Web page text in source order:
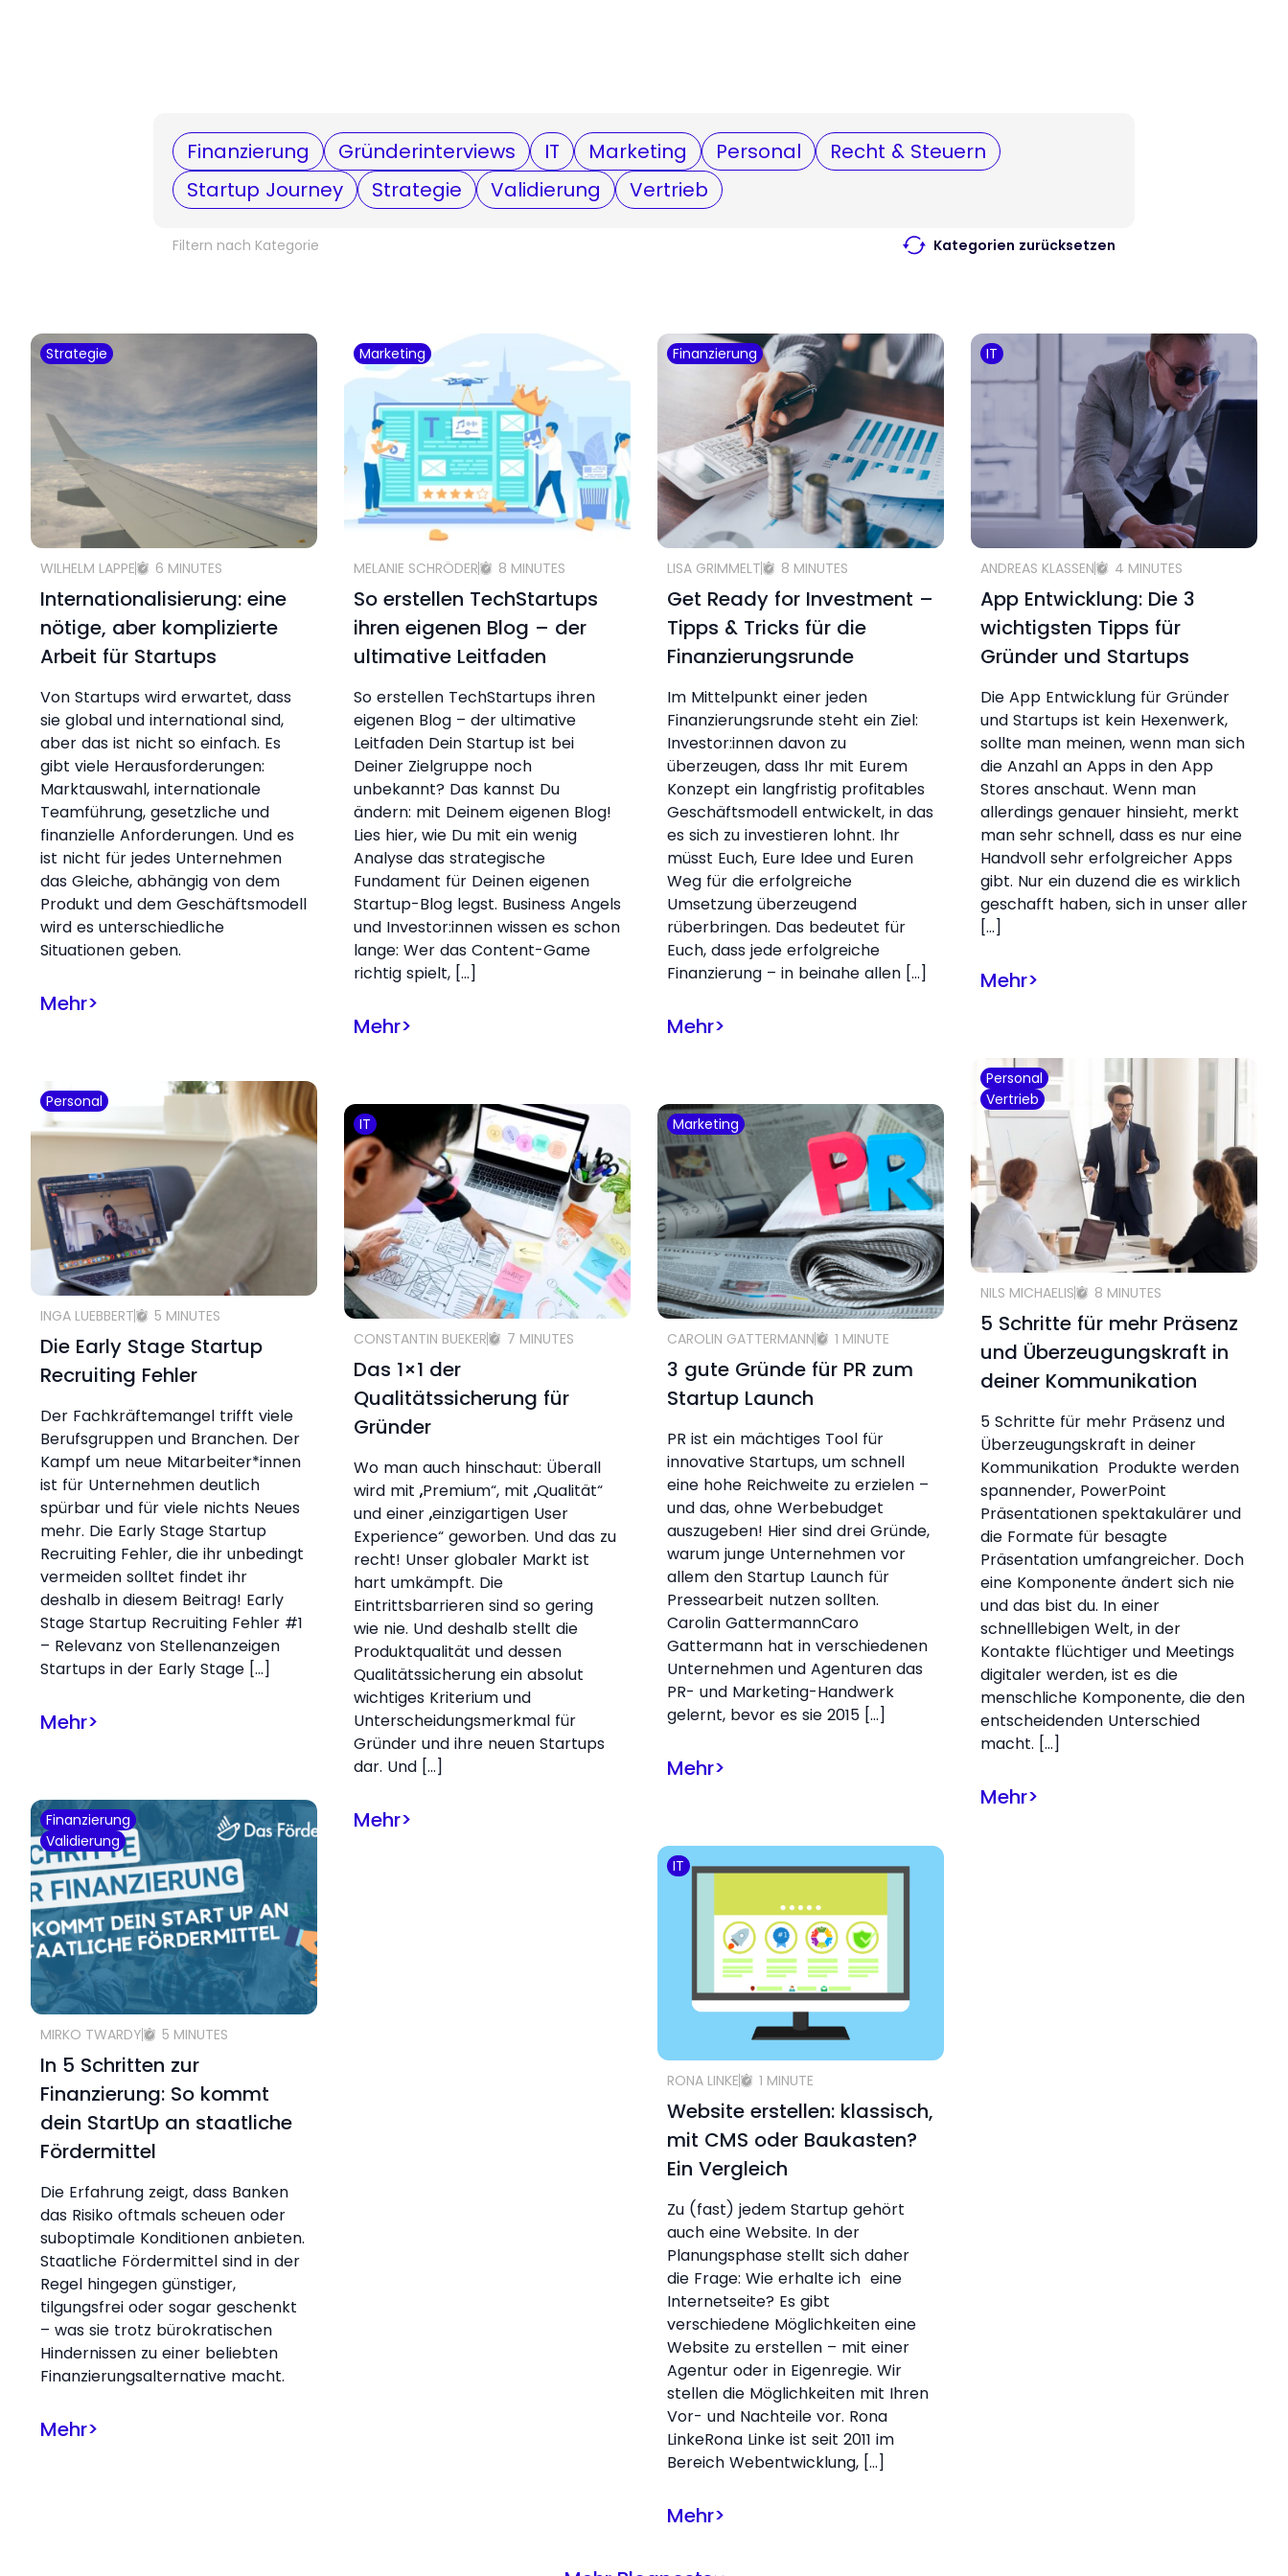
Finanzierung Gründerinterviews IT Marketing Personal
Recht & Steuern
Startup Journey
Strategie Validierung Vertrieb
Filtern nach Kategorie Kategorien zurücksetzen
Strategie
WILHELM LAPPE 6 MINUTES
Internationalisierung: eine
nötige, aber komplizierte
Arbeit für Startups
Von Startups wird erwartet, dass
sie global und international sind,
aber das ist nicht so einfach. Es
gibt viele Herausforderungen:
Marktauswahl, internationale
Teamführung, gesetzliche und
finanzielle Anforderungen. Und es
ist nicht für jedes Unternehmen
das Gleiche, abhängig von dem
Produkt und dem Geschäftsmodell
wird es unterschiedliche
Situationen geben.
Mehr>
Personal
INGA LUEBBERT 5 MINUTES
Die Early Stage Startup
Recruiting Fehler
Der Fachkräftemangel trifft viele
Berufsgruppen und Branchen. Der
Kampf um neue Mitarbeiter*innen
ist für Unternehmen deutlich
spürbar und für viele nichts Neues
mehr. Die Early Stage Startup
Recruiting Fehler, die ihr unbedingt
vermeiden solltet findet ihr
deshalb in diesem Beitrag! Early
Stage Startup Recruiting Fehler #1
– Relevanz von Stellenanzeigen
Startups in der Early Stage […]
Mehr>
Finanzierung
Validierung
MIRKO TWARDY 5 MINUTES
In 5 Schritten zur
Finanzierung: So kommt
dein StartUp an staatliche
Fördermittel
Die Erfahrung zeigt, dass Banken
das Risiko oftmals scheuen oder
suboptimale Konditionen anbieten.
Staatliche Fördermittel sind in der
Regel hingegen günstiger,
tilgungsfrei oder sogar geschenkt
– was sie trotz bürokratischen
Hindernissen zu einer beliebten
Finanzierungsalternative macht.
Mehr>
Marketing
MELANIE SCHRÖDER 8 MINUTES
So erstellen TechStartups
ihren eigenen Blog – der
ultimative Leitfaden
So erstellen TechStartups ihren
eigenen Blog – der ultimative
Leitfaden Dein Startup ist bei
Deiner Zielgruppe noch
unbekannt? Das kannst Du
ändern: mit Deinem eigenen Blog!
Lies hier, wie Du mit ein wenig
Analyse das strategische
Fundament für Deinen eigenen
Startup-Blog legst. Business Angels
und Investor:innen wissen es schon
lange: Wer das Content-Game
richtig spielt, […]
Mehr>
IT
CONSTANTIN BUEKER 7 MINUTES
Das 1×1 der
Qualitätssicherung für
Gründer
Wo man auch hinschaut: Überall
wird mit „Premium“, mit „Qualität“
und einer „einzigartigen User
Experience“ geworben. Und das zu
recht! Unser globaler Markt ist
hart umkämpft. Die
Eintrittsbarrieren sind so gering
wie nie. Und deshalb stellt die
Produktqualität und dessen
Qualitätssicherung ein absolut
wichtiges Kriterium und
Unterscheidungsmerkmal für
Gründer und ihre neuen Startups
dar. Und […]
Mehr>
Finanzierung
LISA GRIMMELT 8 MINUTES
Get Ready for Investment –
Tipps & Tricks für die
Finanzierungsrunde
Im Mittelpunkt einer jeden
Finanzierungsrunde steht ein Ziel:
Investor:innen davon zu
überzeugen, dass Ihr mit Eurem
Konzept ein langfristig profitables
Geschäftsmodell entwickelt, in das
es sich zu investieren lohnt. Ihr
müsst Euch, Eure Idee und Euren
Weg für die erfolgreiche
Umsetzung überzeugend
rüberbringen. Das bedeutet für
Euch, dass jede erfolgreiche
Finanzierung – in beinahe allen […]
Mehr>
Marketing
CAROLIN GATTERMANN 1 MINUTE
3 gute Gründe für PR zum
Startup Launch
PR ist ein mächtiges Tool für
innovative Startups, um schnell
eine hohe Reichweite zu erzielen –
und das, ohne Werbebudget
auszugeben! Hier sind drei Gründe,
warum junge Unternehmen vor
allem den Startup Launch für
Pressearbeit nutzen sollten.
Carolin GattermannCaro
Gattermann hat in verschiedenen
Unternehmen und Agenturen das
PR- und Marketing-Handwerk
gelernt, bevor es sie 2015 […]
Mehr>
IT
RONA LINKE 1 MINUTE
Website erstellen: klassisch,
mit CMS oder Baukasten?
Ein Vergleich
Zu (fast) jedem Startup gehört
auch eine Website. In der
Planungsphase stellt sich daher
die Frage: Wie erhalte ich eine
Internetseite? Es gibt
verschiedene Möglichkeiten eine
Website zu erstellen – mit einer
Agentur oder in Eigenregie. Wir
stellen die Möglichkeiten mit Ihren
Vor- und Nachteile vor. Rona
LinkeRona Linke ist seit 2011 im
Bereich Webentwicklung, […]
Mehr>
IT
ANDREAS KLASSEN 4 MINUTES
App Entwicklung: Die 3
wichtigsten Tipps für
Gründer und Startups
Die App Entwicklung für Gründer
und Startups ist kein Hexenwerk,
sollte man meinen, wenn man sich
die Anzahl an Apps in den App
Stores anschaut. Wenn man
allerdings genauer hinsieht, merkt
man sehr schnell, dass es nur eine
Handvoll sehr erfolgreicher Apps
gibt. Nur ein duzend die es wirklich
geschafft haben, sich in unser aller
[…]
Mehr>
Personal
Vertrieb
NILS MICHAELIS 8 MINUTES
5 Schritte für mehr Präsenz
und Überzeugungskraft in
deiner Kommunikation
5 Schritte für mehr Präsenz und
Überzeugungskraft in deiner
Kommunikation Produkte werden
spannender, PowerPoint
Präsentationen spektakulärer und
die Formate für besagte
Präsentation umfangreicher. Doch
eine Komponente ändert sich nie
und das bist du. In einer
schnelllebigen Welt, in der
Kontakte flüchtiger und Meetings
digitaler werden, ist es die
menschliche Komponente, die den
entscheidenden Unterschied
macht. […]
Mehr>